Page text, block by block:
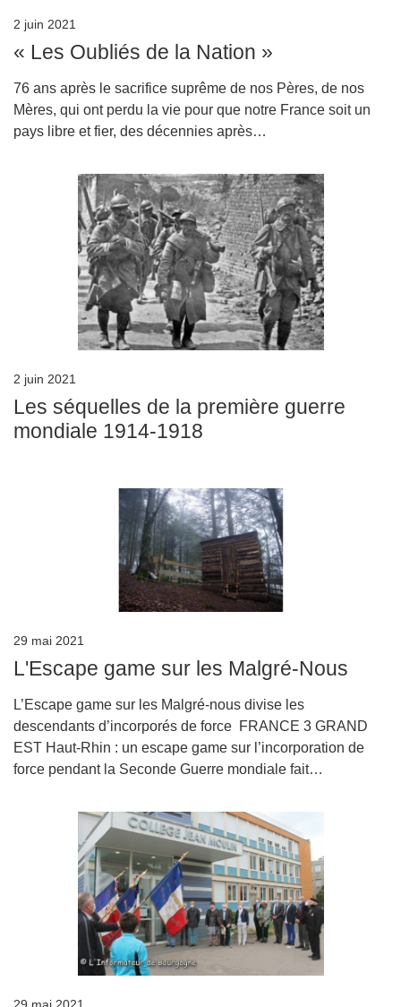
2 juin 2021
« Les Oubliés de la Nation »
76 ans après le sacrifice suprême de nos Pères, de nos
Mères, qui ont perdu la vie pour que notre France soit un
pays libre et fier, des décennies après…
2 juin 2021
Les séquelles de la première guerre
mondiale 1914-1918
29 mai 2021
L'Escape game sur les Malgré-Nous
L’Escape game sur les Malgré-nous divise les
descendants d’incorporés de force FRANCE 3 GRAND
EST Haut-Rhin : un escape game sur l’incorporation de
force pendant la Seconde Guerre mondiale fait…